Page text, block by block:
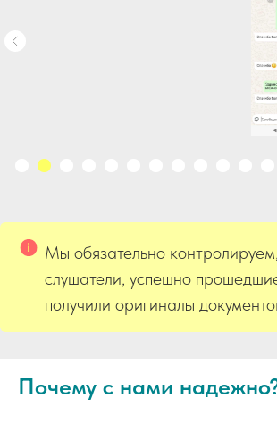
Мы обязательно
слушатели, успешно
получили оригиналы
Почему с нами